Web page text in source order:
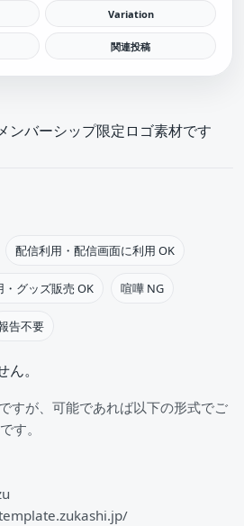
Variation
関連投稿
ンバーシップ限定ロゴ素材です
配信利用・配信画面に利用 OK
・グッズ販売 OK 喧嘩 NG
告不要
。
すが、可能であれば以下の形式でご
す。